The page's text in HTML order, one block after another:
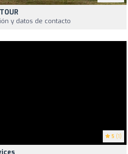
y datos de contacto
5 (1)